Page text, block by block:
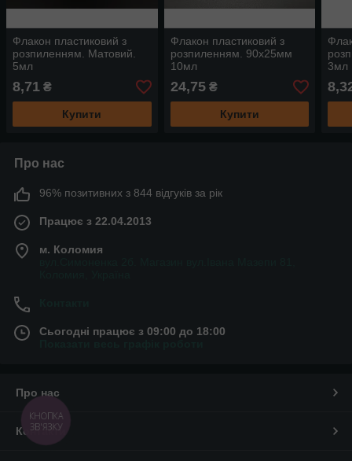
Флакон пластиковий з
розпиленням. Матовий.
5мл
8,71 ₴
Купити
Флакон пластиковий з
розпиленням. 90х25мм
10мл
24,75₴
Купити
3мл
Про нас
96% позитивних з 844 відгуків за рік
Працює з 22.04.2013
м. Коломия
Сьогодні працює з 09:00 до 18:00
Про нас
Контакти
КНОПКА
ЗВ'ЯЗКУ